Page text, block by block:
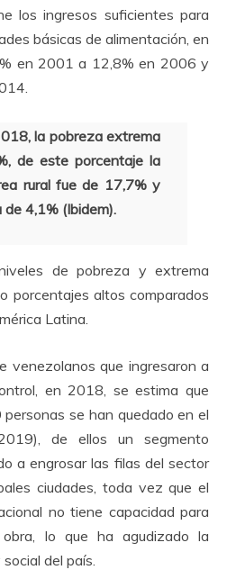
los ingresos suficientes para
básicas de alimentación, en
en 2001 a 12,8% en 2006 y
la pobreza extrema
de este porcentaje la
rural fue de 17,7% y
4,1% (Ibidem).
de pobreza y extrema
porcentajes altos comparados
Latina.
venezolanos que ingresaron a
en 2018, se estima que
se han quedado en el
de ellos un segmento
a engrosar las filas del sector
ciudades, toda vez que el
no tiene capacidad para
lo que ha agudizado la
del país.